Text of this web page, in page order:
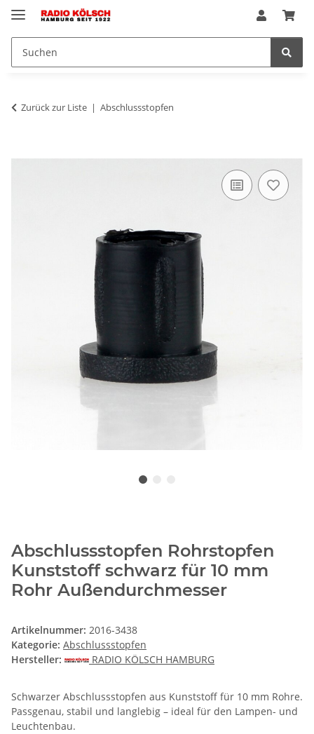
Zurück zur Liste Abschlussstopfen
Abschlussstopfen Rohrstopfen
Kunststoff schwarz für 10 mm
Rohr Außendurchmesser
Artikelnummer: 2016-3438
Kategorie: Abschlussstopfen
Hersteller:
RADIO KÖLSCH HAMBURG
Schwarzer Abschlussstopfen aus Kunststoff für 10 mm Rohre.
Passgenau, stabil und langlebig – ideal für den Lampen- und
Leuchtenbau.